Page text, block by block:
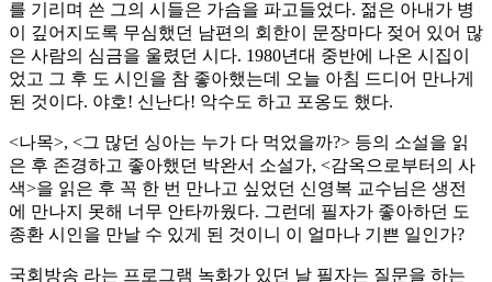
를 기리며 쓴 그의 시들은 가슴을 파고들었다. 젊은 아내가 병
이 깊어지도록 무심했던 남편의 회한이 문장마다 젖어 있어 많
은 사람의 심금을 울렸던 시다. 1980년대 중반에 나온 시집이
었고 그 후 도 시인을 참 좋아했는데 오늘 아침 드디어 만나게
된 것이다. 야호! 신난다! 악수도 하고 포옹도 했다.
<나목>, <그 많던 싱아는 누가 다 먹었을까?> 등의 소설을 읽
은 후 존경하고 좋아했던 박완서 소설가, <감옥으로부터의 사
색>을 읽은 후 꼭 한 번 만나고 싶었던 신영복 교수님은 생전
에 만나지 못해 너무 안타까웠다. 그런데 필자가 좋아하던 도
종환 시인을 만날 수 있게 된 것이니 이 얼마나 기쁜 일인가?
국회방송 라는 프로그램 녹화가 있던 날 필자는 질문을 하는